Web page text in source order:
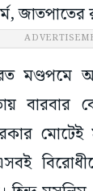
জাতপাতের
মণ্ডপমে
বারবার